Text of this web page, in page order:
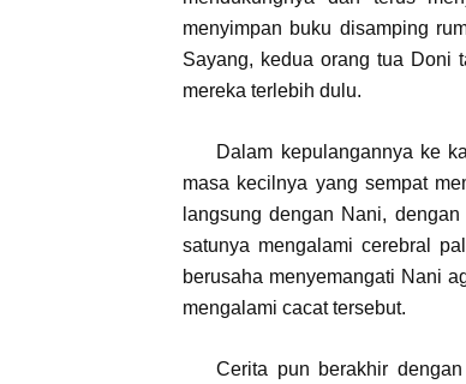
menyimpan buku disamping
Sayang, kedua orang tua Doni
mereka terlebih dulu.
Dalam kepulangannya ke
masa kecilnya yang sempat
langsung dengan Nani,
satunya mengalami cerebral
berusaha menyemangati Nani
mengalami cacat tersebut.
Cerita pun berakhir